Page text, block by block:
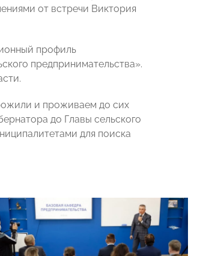
от встречи Виктория
профиль
предпринимательства».
и проживаем до сих
до Главы сельского
для поиска